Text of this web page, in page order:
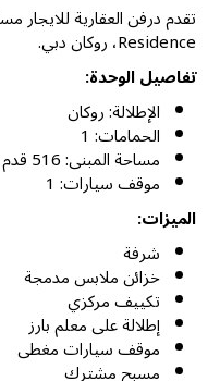
Residence، روكان دبي.
تفاصيل الوحدة:
الإطلالة: روكان
الحمامات: 1
مساحة المبنى: 516 قدم مربع
موقف سيارات: 1
الميزات:
شرفة
خزائن ملابس مدمجة
تكييف مركزي
إطلالة على معلم بارز
موقف سيارات مغطى
مسبح مشترك